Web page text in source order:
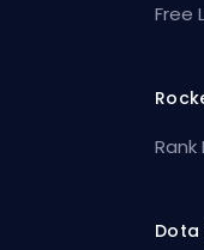
Free
Dota